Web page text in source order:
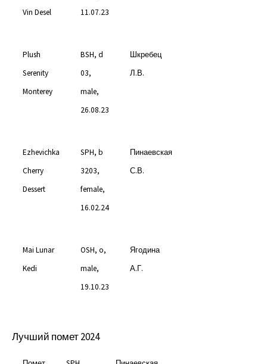
Vin Desel
11.07.23
Plush
Serenity
Monterey
BSH, d
03,
male,
26.08.23
Шкребец
Л.В.
Ezhevichka
Cherry
Dessert
SPH, b
3203,
female,
16.02.24
Пинаевская
С.В.
Mai Lunar
Kedi
OSH, o,
male,
19.10.23
Ягодина
А.Г.
Лучший помет 2024